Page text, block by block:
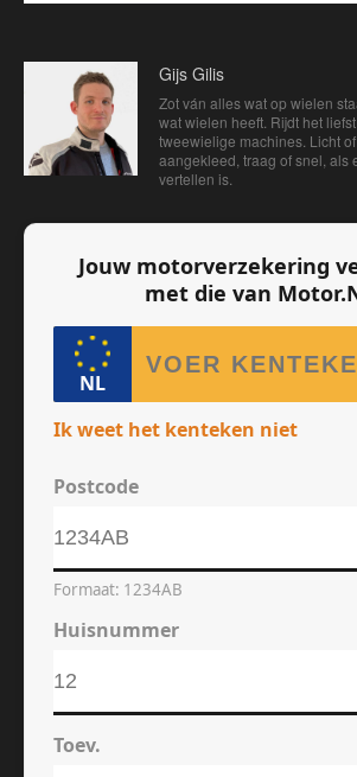
Gijs Gilis
Zot ván alles wat op wielen
wat wielen heeft. Rijdt het
tweewielige machines. Licht
aangekleed, traag of snel, als
vertellen is.